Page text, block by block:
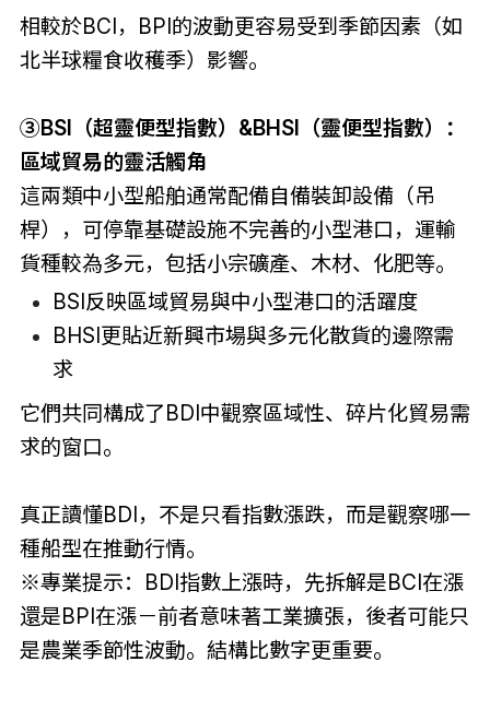
相較於BCI，BPI的波動更容易受到季節因素（如
北半球糧食收穫季）影響。
③BSI（超靈便型指數）&BHSI（靈便型指數）：
區域貿易的靈活觸角
這兩類中小型船舶通常配備自備裝卸設備（吊
桿），可停靠基礎設施不完善的小型港口，運輸
貨種較為多元，包括小宗礦產、木材、化肥等。
BSI反映區域貿易與中小型港口的活躍度
BHSI更貼近新興市場與多元化散貨的邊際需
求
它們共同構成了BDI中觀察區域性、碎片化貿易需
求的窗口。
真正讀懂BDI，不是只看指數漲跌，而是觀察哪一
種船型在推動行情。
※專業提示：BDI指數上漲時，先拆解是BCI在漲
還是BPI在漲－前者意味著工業擴張，後者可能只
是農業季節性波動。結構比數字更重要。